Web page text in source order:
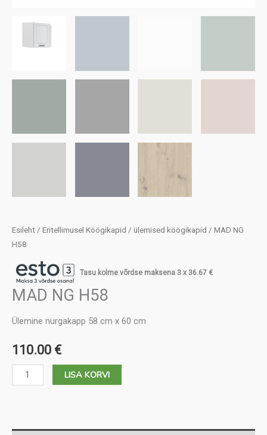
Esileht / Eritellimusel Köögikapid / ülemised köögikapid / MAD NG
H58
Tasu kolme võrdse maksena 3 x 36.67 €
MAD NG H58
Ülemine nurgakapp 58 cm x 60 cm
110.00 €
MAD
NG
LISA KORVI